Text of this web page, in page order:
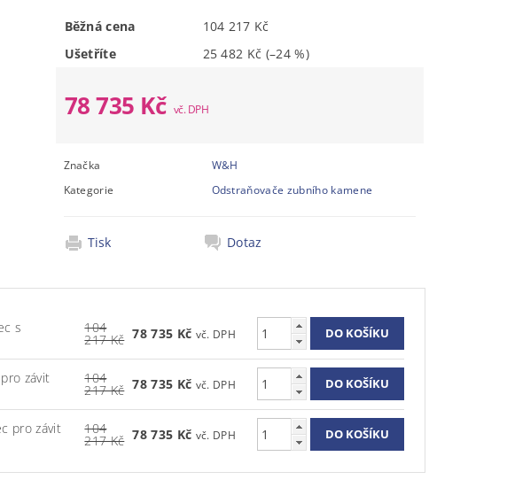
Běžná cena
104 217 Kč
Ušetříte
25 482 Kč (–24 %)
78 735 Kč
Značka
W&H
Kategorie
Odstraňovače zubního kamene
Tisk Dotaz
s 104
217 Kč 78 735 Kč
závit 104
217 Kč 78 735 Kč
pro závit 104
217 Kč 78 735 Kč